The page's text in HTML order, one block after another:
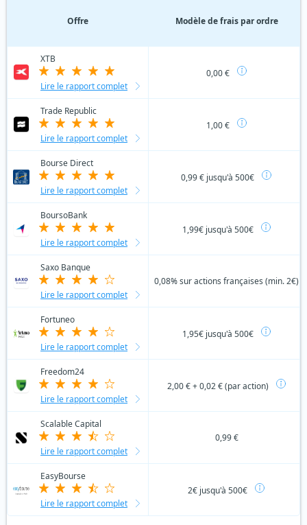
Offre Modèle de frais par ordre
XTB
Lire le rapport complet
0,00 €
Trade Republic
Lire le rapport complet
1,00 €
Bourse Direct
Lire le rapport complet
0,99 € jusqu'à 500€
BoursoBank
Lire le rapport complet
1,99€ jusqu'à 500€
Saxo Banque
Lire le rapport complet
0,08% sur actions françaises (min. 2€)
Fortuneo
Lire le rapport complet
1,95€ jusqu'à 500€
Freedom24
Lire le rapport complet
2,00 € + 0,02 € (par action)
Scalable Capital
Lire le rapport complet
0,99 €
EasyBourse
Lire le rapport complet
2€ jusqu'à 500€